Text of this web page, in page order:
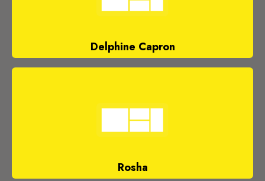
Delphine Capron
Rosha